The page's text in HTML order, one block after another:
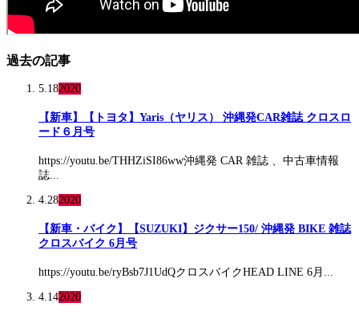
過去の記事
5.182020
【新車】【トヨタ】Yaris（ヤリス） 沖縄発CAR雑誌 クロスロ
ード６月号
https://youtu.be/THHZiSI86ww沖縄発 CAR 雑誌 、中古車情報
誌...
4.282020
【新車・バイク】【SUZUKI】ジクサー150/ 沖縄発 BIKE 雑誌
クロスバイク 6月号
https://youtu.be/ryBsb7J1UdQクロスバイクHEAD LINE 6月...
4.142020